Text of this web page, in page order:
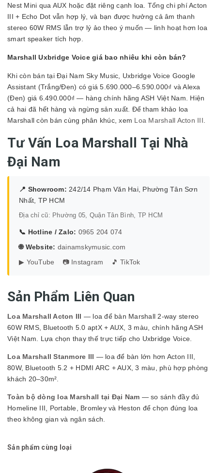
Nest Mini qua AUX hoặc đặt riêng cạnh loa. Tổng chi phí Acton
III + Echo Dot vẫn hợp lý, và bạn được hưởng cả âm thanh
stereo 60W RMS lẫn trợ lý ảo theo ý muốn — linh hoạt hơn loa
smart speaker tích hợp.
Marshall Uxbridge Voice giá bao nhiêu khi còn bán?
Khi còn bán tại Đại Nam Sky Music, Uxbridge Voice Google
Assistant (Trắng/Đen) có giá 5.690.000–6.590.000₫ và Alexa
(Đen) giá 6.490.000₫ — hàng chính hãng ASH Việt Nam. Hiện
cả hai đã hết hàng và ngừng sản xuất. Để tham khảo loa
Marshall còn bán cùng phân khúc, xem Loa Marshall Acton III
Tư Vấn Loa Marshall Tại Nhà
Đại Nam
📍 Showroom: 242/14 Phạm Văn Hai, Phường Tân Sơn
Nhất, TP HCM
Địa chỉ cũ: Phường 05, Quận Tân Bình, TP HCM
📞 Hotline / Zalo: 0965 204 074
🌐 Website: dainamskymusic.com
▶ YouTube
📷 Instagram 🎵 TikTok
Sản Phẩm Liên Quan
Loa Marshall Acton III — loa để bàn Marshall 2-way stereo
60W RMS, Bluetooth 5.0 aptX + AUX, 3 màu, chính hãng ASH
Việt Nam. Lựa chọn thay thế trực tiếp cho Uxbridge Voice.
Loa Marshall Stanmore III — loa để bàn lớn hơn Acton III,
80W, Bluetooth 5.2 + HDMI ARC + AUX, 3 màu, phù hợp phòng
khách 20–30m².
Toàn bộ dòng loa Marshall tại Đại Nam — so sánh đầy đủ
Homeline III, Portable, Bromley và Heston để chọn đúng loa
theo không gian và ngân sách.
Sản phẩm cùng loại